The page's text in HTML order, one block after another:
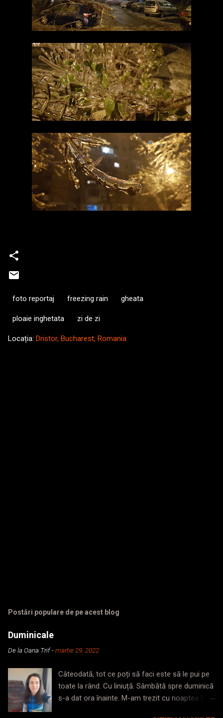
foto reportaj freezing rain gheata
ploaie inghetata zi de zi
Locația: Dristor, Bucharest, Romania
Postări populare de pe acest blog
Duminicale
De laOana Trif -martie 29, 2022
Câteodată, tot ce poți să faci este să le pui pe
toate la rând. Cu liniuță. Sâmbătă spre duminică
s-a dat ora înainte. M-am trezit cu noaptea în